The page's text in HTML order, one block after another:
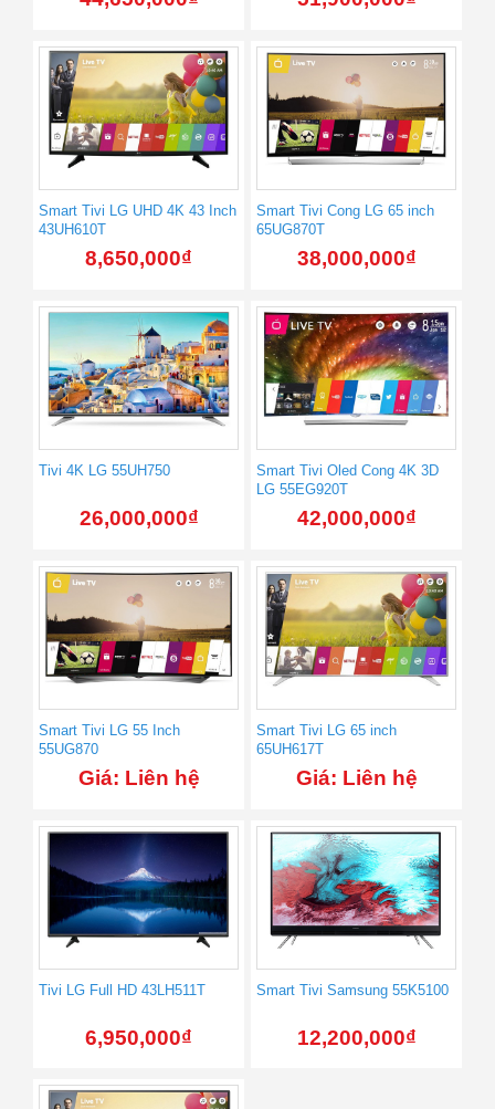
Smart Tivi LG UHD 4K 43 Inch
43UH610T
8,650,000₫
Smart Tivi Cong LG 65 inch
65UG870T
38,000,000₫
Tivi 4K LG 55UH750
26,000,000₫
Smart Tivi Oled Cong 4K 3D
LG 55EG920T
42,000,000₫
Smart Tivi LG 55 Inch
55UG870
Giá: Liên hệ
Smart Tivi LG 65 inch
65UH617T
Giá: Liên hệ
Tivi LG Full HD 43LH511T
6,950,000₫
Smart Tivi Samsung 55K5100
12,200,000₫